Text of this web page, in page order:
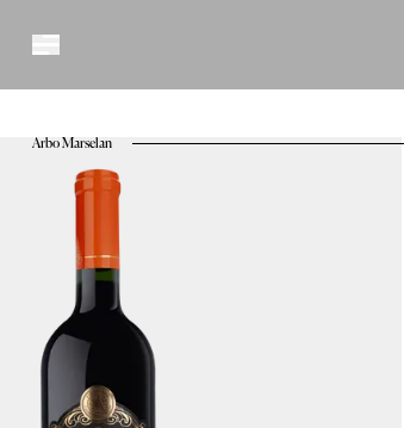
Benildo Perini
Qu4tro
Fração Única
Solidário
Nuances
Arbo Marselan